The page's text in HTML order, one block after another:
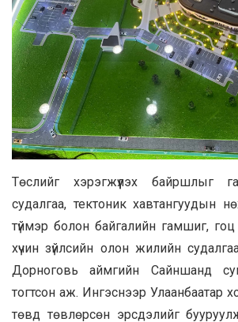
Төслийг хэрэгжүүлэх байршлыг
судалгаа, тектоник хавтангуудын
түймэр болон байгалийн гамшиг,
хүчин зүйлсийн олон жилийн
Дорноговь аймгийн Сайншанд
тогтсон аж. Ингэснээр Улаанбаатар
төвд төвлөрсөн эрсдэлийг